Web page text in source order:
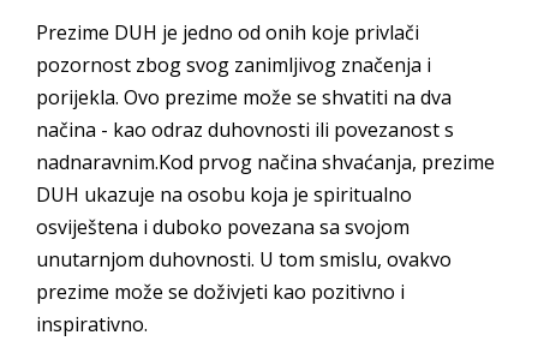
Prezime DUH je jedno od onih koje privlači
pozornost zbog svog zanimljivog značenja i
porijekla. Ovo prezime može se shvatiti na dva
načina - kao odraz duhovnosti ili povezanost s
nadnaravnim.Kod prvog načina shvaćanja, prezime
DUH ukazuje na osobu koja je spiritualno
osviještena i duboko povezana sa svojom
unutarnjom duhovnosti. U tom smislu, ovakvo
prezime može se doživjeti kao pozitivno i
inspirativno.